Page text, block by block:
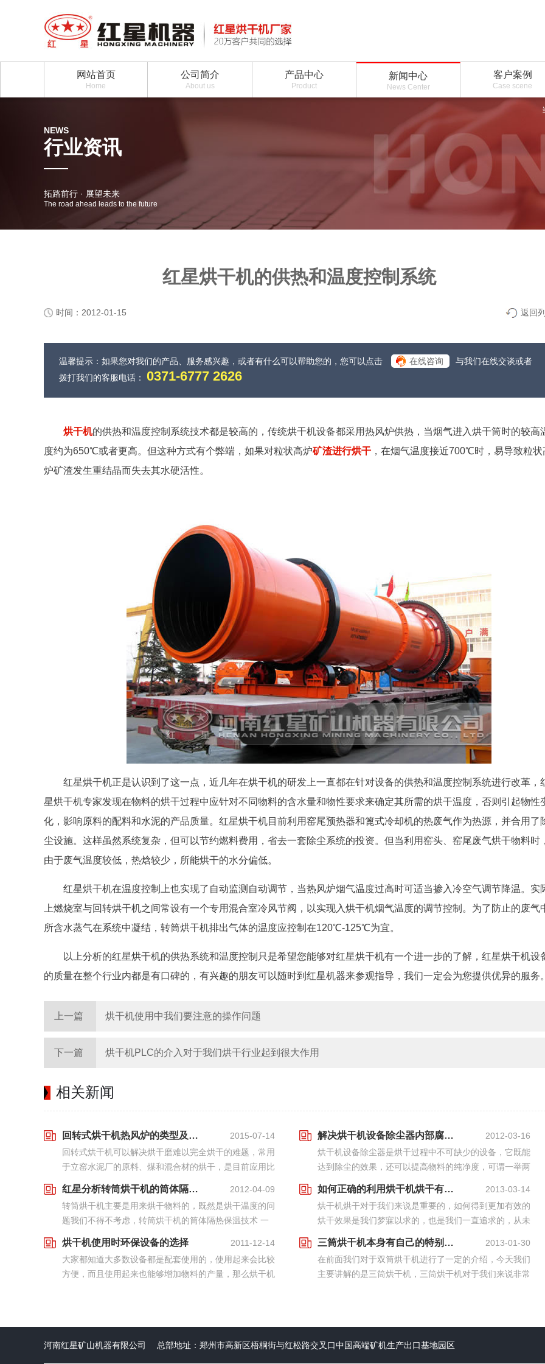
网站首页
Home
公司简介
About us
产品中心
Product
新闻中心
News Center
客户案例
Case scene
NEWS
行业资讯
拓路前行 · 展望未来
The road ahead leads to the future
红星烘干机的供热和温度控制系统
时间：2012-01-15 返回
温馨提示：如果您对我们的产品、服务感兴趣，或者有什么可以帮助您的，您可以点击 在线咨询
与我们在线交谈或者
拨打我们的客服电话： 0371-6777 2626
烘干机的供热和温度控制系统技术都是较高的，传统烘干机设备都采用热风炉供热，当烟气进入烘干筒时的较高
度约为650℃或者更高。但这种方式有个弊端，如果对粒状高炉矿渣进行烘干 ，在烟气温度接近700℃时，易导致粒状
炉矿渣发生重结晶而失去其水硬活性。
红星烘干机正是认识到了这一点，近几年在烘干机的研发上一直都在针对设备的供热和温度控制系统进行改革，
星烘干机专家发现在物料的烘干过程中应针对不同物料的含水量和物性要求来确定其所需的烘干温度，否则引起物性
化，影响原料的配料和水泥的产品质量。红星烘干机目前利用窑尾预热器和篦式冷却机的热废气作为热源，并合用了
尘设施。这样虽然系统复杂，但可以节约燃料费用，省去一套除尘系统的投资。但当利用窑头、窑尾废气烘干物料时
由于废气温度较低，热焓较少，所能烘干的水分偏低。
红星烘干机在温度控制上也实现了自动监测自动调节，当热风炉烟气温度过高时可适当掺入冷空气调节降温。实
上燃烧室与回转烘干机之间常设有一个专用混合室冷风节阀，以实现入烘干机烟气温度的调节控制。为了防止的废气
所含水蒸气在系统中凝结，转筒烘干机排出气体的温度应控制在120℃-125℃为宜。
以上分析的红星烘干机的供热系统和温度控制只是希望您能够对红星烘干机有一个进一步的了解，红星烘干机设
的质量在整个行业内都是有口碑的，有兴趣的朋友可以随时到红星机器来参观指导，我们一定会为您提供优异的服务
上一篇 烘干机使用中我们要注意的操作问题
下一篇 烘干机PLC的介入对于我们烘干行业起到很大作用
相关新闻
回转式烘干机热风炉的类型及工艺特征
2015-07-14
回转式烘干机可以解决烘干磨难以完全烘干的难题，常用
于立窑水泥厂的原料、煤和混合材的烘干，是目前应用比
低等综合性能受配套热风炉的影响很大，而与之配套的
热...
解决烘干机设备除尘器内部腐蚀的问题
2012-03-16
烘干机设备除尘器是烘干过程中不可缺少的设备，它既能
达到除尘的效果，还可以提高物料的纯净度，可谓一举两
蚀的现象，进而影响到除尘的效果。红星进行多次研
究，...
红星分析转筒烘干机的筒体隔热保温技术
2012-04-09
转筒烘干机主要是用来烘干物料的，既然是烘干温度的问
题我们不得不考虑，转筒烘干机的筒体隔热保温技术 一
筒烘干机的筒体隔热保温的知识。
如何正确的利用烘干机烘干有效的物料
2013-03-14
烘干机烘干对于我们来说是重要的，如何得到更加有效的
烘干效果是我们梦寐以求的，也是我们一直追求的，从未
稳定的烘干我们的豆渣，希望我们大家都能够好好学习
下...
烘干机使用时环保设备的选择
2011-12-14
大家都知道大多数设备都是配套使用的，使用起来会比较
方便，而且使用起来也能够增加物料的产量，那么烘干机
三筒烘干机本身有自己的特别之处
2013-01-30
在前面我们对于双筒烘干机进行了一定的介绍，今天我们
主要讲解的是三筒烘干机，三筒烘干机对于我们来说非常
河南红星矿山机器有限公司 总部地址：郑州市高新区梧桐街与红松路交叉口中国高端矿机生产出口基地园区